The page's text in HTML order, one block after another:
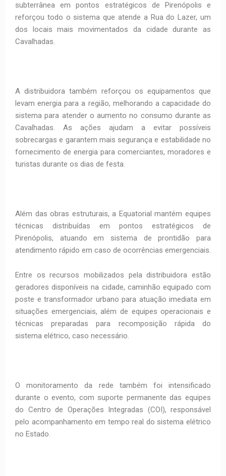
subterrânea em pontos estratégicos de Pirenópolis e
reforçou todo o sistema que atende a Rua do Lazer, um
dos locais mais movimentados da cidade durante as
Cavalhadas.
A distribuidora também reforçou os equipamentos que
levam energia para a região, melhorando a capacidade do
sistema para atender o aumento no consumo durante as
Cavalhadas. As ações ajudam a evitar possíveis
sobrecargas e garantem mais segurança e estabilidade no
fornecimento de energia para comerciantes, moradores e
turistas durante os dias de festa.
Além das obras estruturais, a Equatorial mantém equipes
técnicas distribuídas em pontos estratégicos de
Pirenópolis, atuando em sistema de prontidão para
atendimento rápido em caso de ocorrências emergenciais.
Entre os recursos mobilizados pela distribuidora estão
geradores disponíveis na cidade, caminhão equipado com
poste e transformador urbano para atuação imediata em
situações emergenciais, além de equipes operacionais e
técnicas preparadas para recomposição rápida do
sistema elétrico, caso necessário.
O monitoramento da rede também foi intensificado
durante o evento, com suporte permanente das equipes
do Centro de Operações Integradas (COI), responsável
pelo acompanhamento em tempo real do sistema elétrico
no Estado.